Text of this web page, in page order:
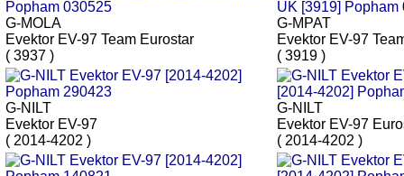
G-MOLA
Evektor EV-97 Team Eurostar
( 3937 )
G-MPAT
Evektor EV-97
( 3919 )
G-NILT
Evektor EV-97
( 2014-4202 )
G-NILT
Evektor EV-97
( 2014-4202 )